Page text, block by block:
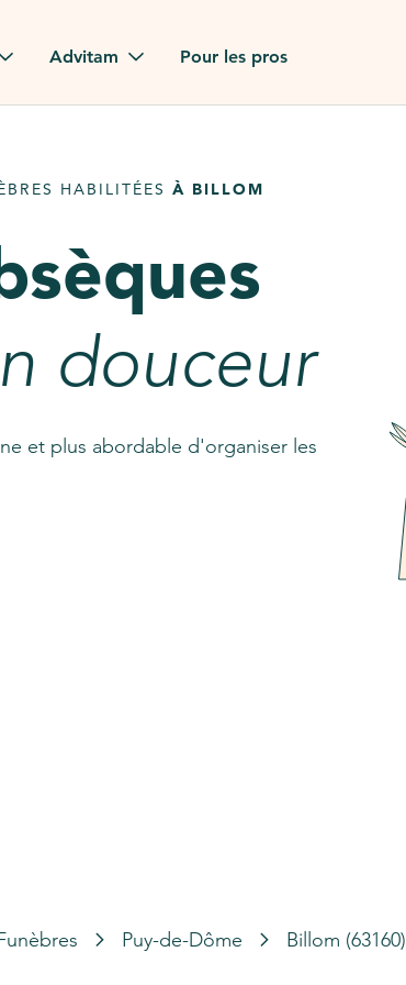
Advitam
Advitam dans la presse
Consultez notre FAQ
Pour les pros
HABILITÉES À BILLOM
douceur
et plus abordable d'organiser les
Puy-de-Dôme Billom (63160)